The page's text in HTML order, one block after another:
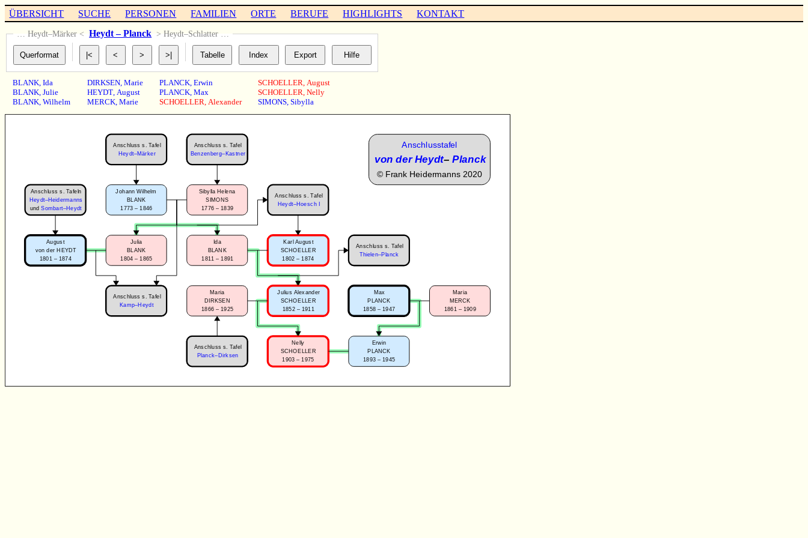
ÜBERSICHT SUCHE PERSONEN FAMILIEN ORTE BERUFE HIGHLIGHTS KONTAKT
… Heydt–Märker < Heydt – Planck > Heydt–Schlatter …
BLANK,Ida
BLANK,Julie
BLANK,Wilhelm
DIRKSEN, Marie
HEYDT, August
MERCK, Marie
PLANCK, Erwin
PLANCK, Max
SCHOELLER, Alexander
SCHOELLER, August
SCHOELLER, Nelly
SIMONS, Sibylla
Sibylla Helena
SIMONS
1776 – 1839
Johann Wilhelm
BLANK
1773 – 1846
Julia
BLANK
1804 – 1865
August
von der HEYDT
1801 – 1874
Anschluss s. Tafeln
Heydt–Heidermanns
undSombart–Heydt
Ida
BLANK
1811 – 1891
Karl August
SCHOELLER
1802 – 1874
Maria
DIRKSEN
1866 – 1925
Julius Alexander
SCHOELLER
1852 – 1911
Nelly
SCHOELLER
1903 – 1975
Erwin
PLANCK
1893 – 1945
Maria
MERCK
1861 – 1909
Max
PLANCK
1858 – 1947
Anschluss s. Tafel
Heydt–Märker
Anschluss s. Tafel
Thielen–Planck
Anschluss s. Tafel
Heydt–Hoesch I
Anschluss s. Tafel
Benzenberg–Kastner
Anschluss s. Tafel
Kamp–Heydt
Anschlusstafel
von der Heydt–Planck
©Frank Heidermanns 2020
Anschluss s. Tafel
Planck–Dirksen